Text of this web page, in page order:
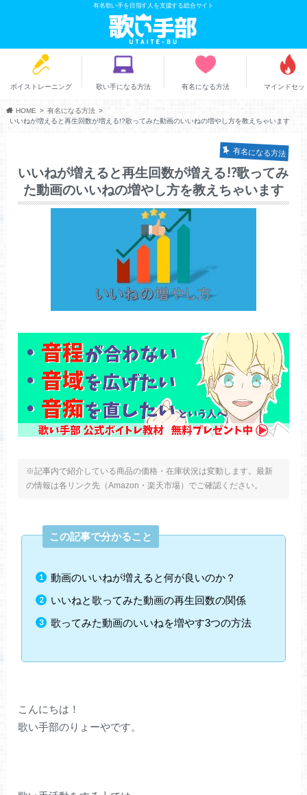
有名歌い手を目指す人を支援する総合サイト
ボイストレーニング 歌い手になる方法 有名になる方法 マインドセッ
HOME
有名になる方法
いいねが増えると再生回数が増える!?歌ってみた動画のいいねの増やし方を教えちゃいます
有名になる方法
いいねが増えると再生回数が増える!?歌ってみ
た動画のいいねの増やし方を教えちゃいます
※記事内で紹介している商品の価格・在庫状況は変動します。最新
の情報は各リンク先（Amazon・楽天市場）でご確認ください。
この記事で分かること
動画のいいねが増えると何が良いのか？
いいねと歌ってみた動画の再生回数の関係
歌ってみた動画のいいねを増やす3つの方法
こんにちは！
歌い手部のりょーやです。